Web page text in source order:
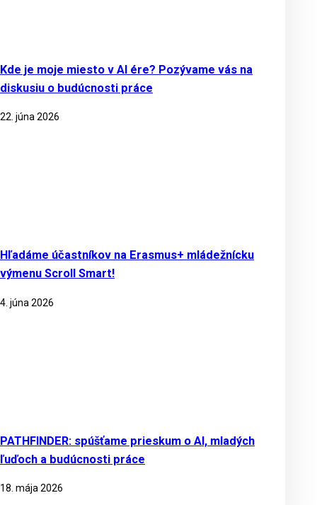
Kde je moje miesto v AI ére? Pozývame vás na
diskusiu o budúcnosti práce
22. júna 2026
Hľadáme účastníkov na Erasmus+ mládežnícku
výmenu Scroll Smart!
4. júna 2026
PATHFINDER: spúšťame prieskum o AI, mladých
ľuďoch a budúcnosti práce
18. mája 2026